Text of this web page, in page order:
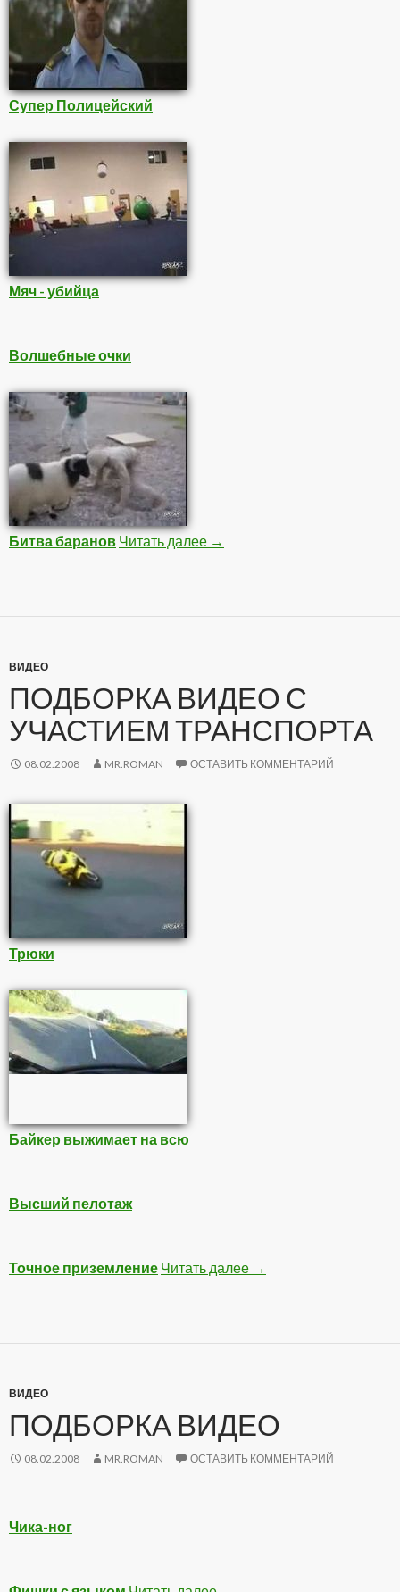
Супер Полицейский
Мяч - убийца
Волшебные очки
Битва баранов Читать далее Видео приколы
→
ВИДЕО
ПОДБОРКА ВИДЕО С
УЧАСТИЕМ ТРАНСПОРТА
08.02.2008 MR.ROMAN ОСТАВИТЬ КОММЕНТАРИЙ
Трюки
Байкер выжимает на всю
Высший пелотаж
Точное приземление Читать далее Подборка видео с
→
ВИДЕО
ПОДБОРКА ВИДЕО
08.02.2008 MR.ROMAN ОСТАВИТЬ КОММЕНТАРИЙ
Чика-ног